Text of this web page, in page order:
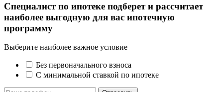
Специалист по ипотеке подберет и рассчитает
наиболее выгодную для вас ипотечную
программу
Выберите наиболее важное условие
Без первоначального взноса
С минимальной ставкой по ипотеке